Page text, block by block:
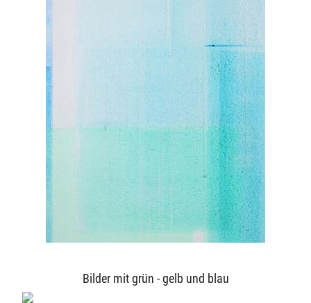
Bilder mit grün - gelb und blau